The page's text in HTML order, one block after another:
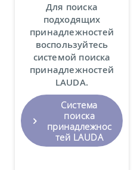
Для поиска
подходящих
принадлежностей
воспользуйтесь
системой поиска
принадлежностей
LAUDA.
Система
поиска
принадлежнос
тей LAUDA